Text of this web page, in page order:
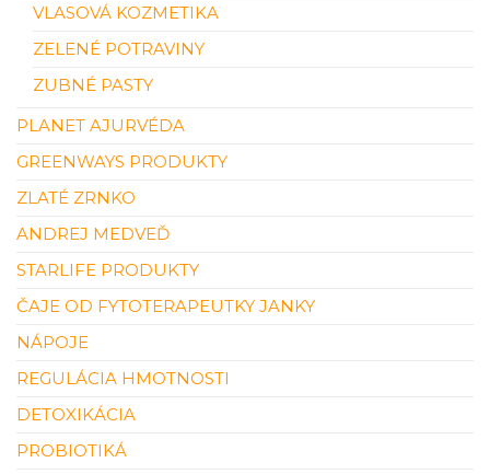
VLASOVÁ KOZMETIKA
ZELENÉ POTRAVINY
ZUBNÉ PASTY
PLANET AJURVÉDA
GREENWAYS PRODUKTY
ZLATÉ ZRNKO
ANDREJ MEDVEĎ
STARLIFE PRODUKTY
ČAJE OD FYTOTERAPEUTKY JANKY
NÁPOJE
REGULÁCIA HMOTNOSTI
DETOXIKÁCIA
PROBIOTIKÁ